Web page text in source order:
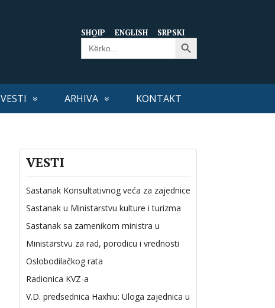
SHQIP ENGLISH SRPSKI
Search
for:
Search Button
VESTI ARHIVA KONTAKT
VESTI
Sastanak Konsultativnog veća za zajednice
Sastanak u Ministarstvu kulture i turizma
Sastanak sa zamenikom ministra u
Ministarstvu za rad, porodicu i vrednosti
Oslobodilačkog rata
Radionica KVZ-a
V.D. predsednica Haxhiu: Uloga zajednica u